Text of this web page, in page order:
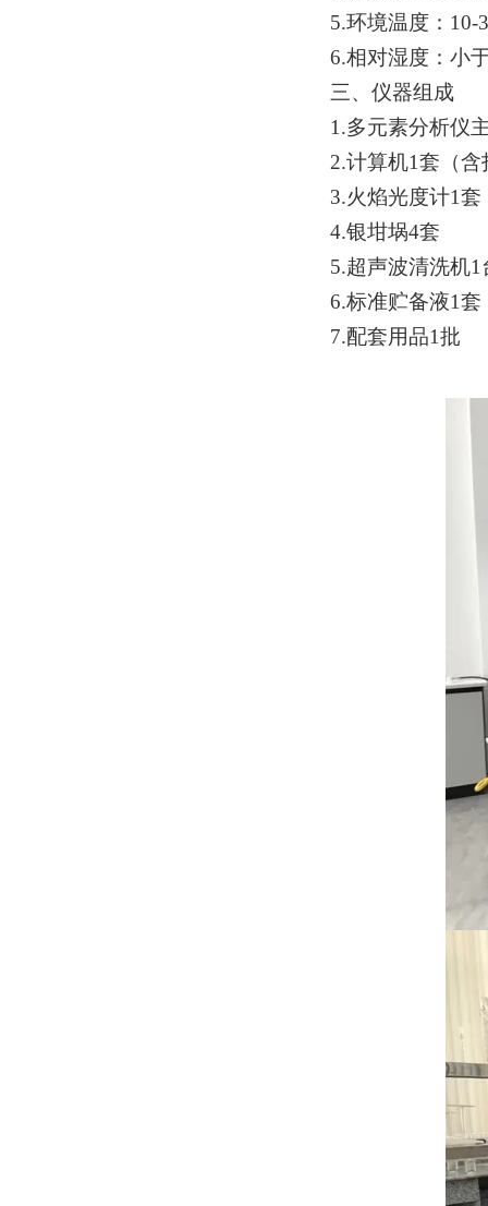
5.环境温度：
6.相对湿度：小
三、仪器组成
1.多元素分析仪
2.计算机1套（含
3.火焰光度计1套
4.银坩埚4套
5.超声波清洗机1
6.标准贮备液1套
7.配套用品1批